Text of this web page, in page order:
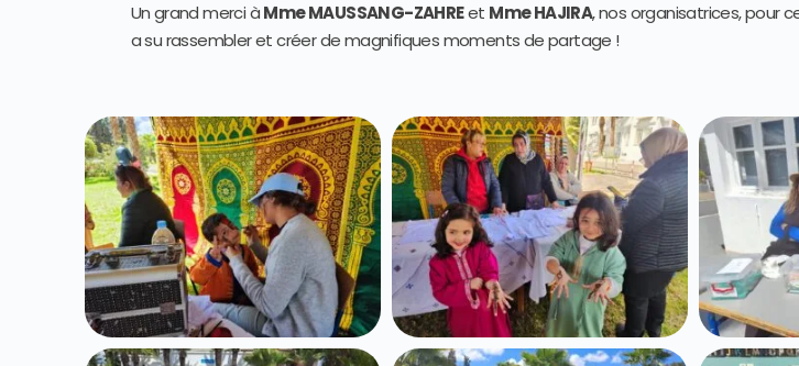
Un grand merci àMme MAUSSANG-ZAHREet Mme HAJIRA, nos organisatrices, pour
a su rassembler et créer de magnifiques moments de partage !